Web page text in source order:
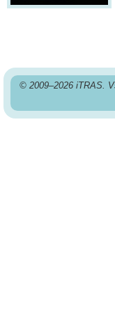
© 2009–2026 iTRAS.